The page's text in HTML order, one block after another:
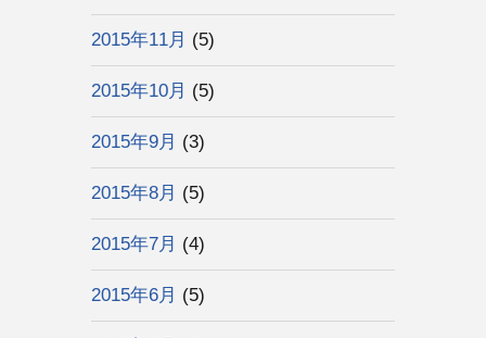
2015年11月 (5)
2015年10月 (5)
2015年9月 (3)
2015年8月 (5)
2015年7月 (4)
2015年6月 (5)